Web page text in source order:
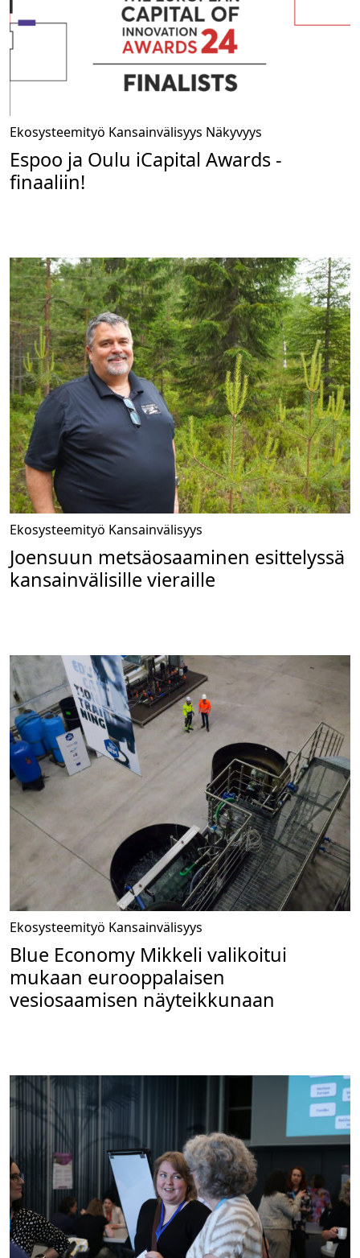
Ekosysteemityö Kansainvälisyys Näkyvyys
Espoo ja Oulu iCapital Awards -
finaaliin!
Ekosysteemityö Kansainvälisyys
Joensuun metsäosaaminen esittelyssä
kansainvälisille vieraille
Ekosysteemityö Kansainvälisyys
Blue Economy Mikkeli valikoitui
mukaan eurooppalaisen
vesiosaamisen näyteikkunaan